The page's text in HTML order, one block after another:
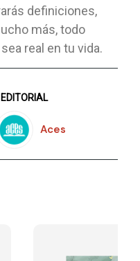
definiciones,
más, todo
real en tu vida.
EDITORIAL
Aces